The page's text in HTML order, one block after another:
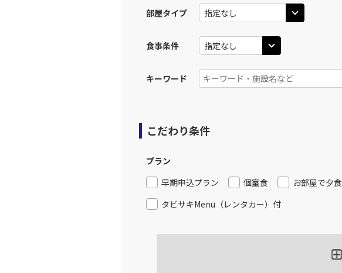
部屋タイプ
食事条件
キーワード
こだわり条件
プラン
早期申込プラン
個室食 お部屋で夕食
タビサキMenu（レンタカー）付